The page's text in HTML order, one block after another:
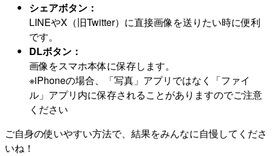
シェアボタン：
LINEやX（旧Twitter）に直接画像を送りたい時に便利
です。
DLボタン：
画像をスマホ本体に保存します。
※iPhoneの場合、「写真」アプリではなく「ファイ
ル」アプリ内に保存されることがありますのでご注意
ください
ご自身の使いやすい方法で、結果をみんなに自慢してくださ
いね！